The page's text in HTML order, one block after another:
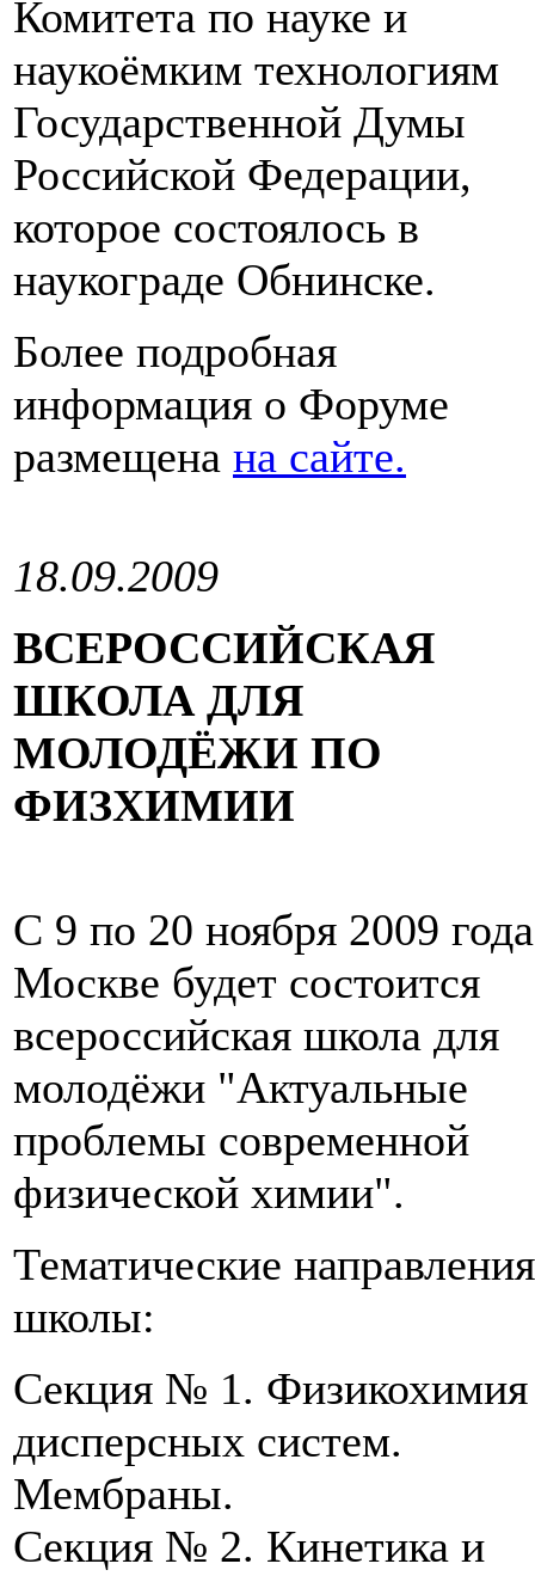
Комитета по науке и
наукоёмким технологиям
Государственной Думы
Российской Федерации,
которое состоялось в
наукограде Обнинске.
Более подробная
информация о Форуме
размещена на сайте.
18.09.2009
ВСЕРОССИЙСКАЯ
ШКОЛА ДЛЯ
МОЛОДЁЖИ ПО
ФИЗХИМИИ
C 9 по 20 ноября 2009
Москве будет состоится
всероссийская школа для
молодёжи "Актуальные
проблемы современной
физической химии".
Тематические направления
школы:
Секция № 1. Физикохимия
дисперсных систем.
Мембраны.
Секция № 2. Кинетика и